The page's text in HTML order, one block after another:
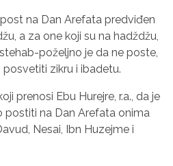
na Dan Arefata predviđen
a za one koji su na hadždžu,
poželjno je da ne poste,
zikru i ibadetu.
prenosi Ebu Hurejre, r.a., da je
postiti na Dan Arefata onima
Nesai, Ibn Huzejme i